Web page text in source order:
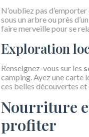
N’oubliez pas
sous un arbre ou près
faire merveille pour se
Exploration
Renseignez-vous sur les
camping. Ayez une carte
ces belles découvertes et
Nourriture
profiter